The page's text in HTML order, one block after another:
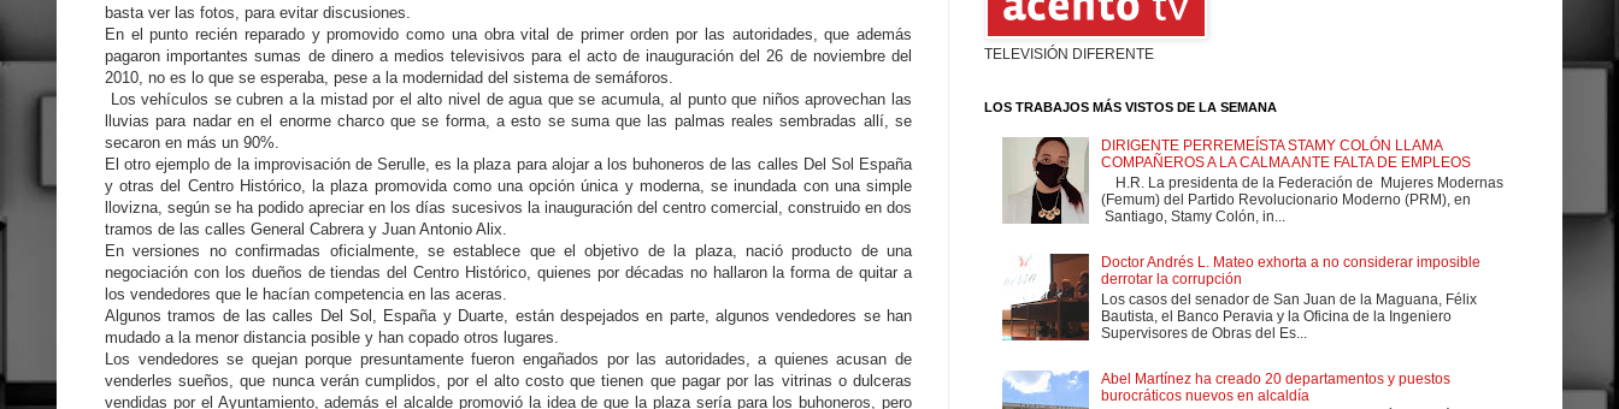
basta ver las fotos, para evitar discusiones.
En el punto recién reparado y promovido como una obra vital de primer orden por las autoridades, que además
pagaron importantes sumas de dinero a medios televisivos para el acto de inauguración del 26 de noviembre del
2010, no es lo que se esperaba, pese a la modernidad del sistema de semáforos.
Los vehículos se cubren a la mistad por el alto nivel de agua que se acumula, al punto que niños aprovechan las
lluvias para nadar en el enorme charco que se forma, a esto se suma que las palmas reales sembradas allí, se
secaron en más un 90%.
El otro ejemplo de la improvisación de Serulle, es la plaza para alojar a los buhoneros de las calles Del Sol España
y otras del Centro Histórico, la plaza promovida como una opción única y moderna, se inundada con una simple
llovizna, según se ha podido apreciar en los días sucesivos la inauguración del centro comercial, construido en dos
tramos de las calles General Cabrera y Juan Antonio Alix.
En versiones no confirmadas oficialmente, se establece que el objetivo de la plaza, nació producto de una
negociación con los dueños de tiendas del Centro Histórico, quienes por décadas no hallaron la forma de quitar a
los vendedores que le hacían competencia en las aceras.
Algunos tramos de las calles Del Sol, España y Duarte, están despejados en parte, algunos vendedores se han
mudado a la menor distancia posible y han copado otros lugares.
Los vendedores se quejan porque presuntamente fueron engañados por las autoridades, a quienes acusan de
venderles sueños, que nunca verán cumplidos, por el alto costo que tienen que pagar por las vitrinas o dulceras
vendidas por el Ayuntamiento, además el alcalde promovió la idea de que la plaza sería para los buhoneros, pero
TELEVISIÓN DIFERENTE
LOS TRABAJOS MÁS VISTOS DE LA SEMANA
DIRIGENTE PERREMEÍSTA STAMY COLÓN LLAMA
COMPAÑEROS A LA CALMA ANTE FALTA DE EMPLEOS
H.R. La presidenta de la Federación de Mujeres Modernas
(Femum) del Partido Revolucionario Moderno (PRM), en
Santiago, Stamy Colón, in...
Doctor Andrés L. Mateo exhorta a no considerar imposible
derrotar la corrupción
Los casos del senador de San Juan de la Maguana, Félix
Bautista, el Banco Peravia y la Oficina de la Ingeniero
Supervisores de Obras del Es...
Abel Martínez ha creado 20 departamentos y puestos
burocráticos nuevos en alcaldía